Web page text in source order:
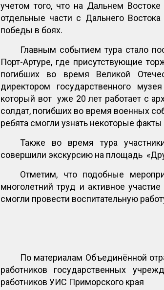
учетом того, что на Дальнем
отдельные части с Дальнего
победы в боях.
Главным событием тура стало
Порт-Артуре, где присутствующие
погибших во время Великой
директором государственного
который вот уже 20 лет работает с
солдат, погибших во время военных
ребята смогли узнать некоторые
Также во время тура
совершили экскурсию на площадь
Отметим, что подобные
многолетний труд и активное
смогли провести воспитательную
По материалам Объединённой
работников государственных
работников УИС Приморского края